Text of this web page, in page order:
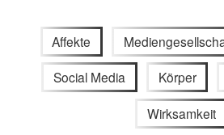
Affekte
Social Media Körper
Wirksamkeit